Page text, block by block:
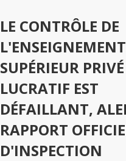
LE CONTRÔLE DE
L'ENSEIGNEMENT
SUPÉRIEUR PRIVÉ
LUCRATIF EST
DÉFAILLANT,
RAPPORT
D'INSPECTION